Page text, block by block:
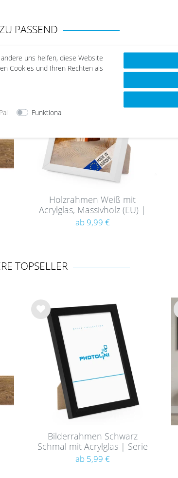
PASSEND
Holzrahmen Weiß mit
Acrylglas, Massivholz (EU) |
Serie 125
ab 9,99 €
TOPSELLER
Wu
Bilderrahmen Schwarz
Schmal mit Acrylglas | Serie
180
ab 5,99 €
uns helfen, diese Website
Cookies und Ihren Rechten als
Funktional